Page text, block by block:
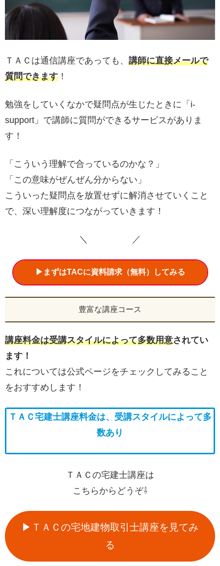
ＴＡＣは通信講座であっても、 講師に直接メールで
質問できます ！
勉強をしていくなかで疑問点が生じたときに「i-
support」で講師に質問ができるサービスがありま
す！
「こういう理解で合っているのかな？」
「この意味がぜんぜん分からない」
こういった疑問点を放置せずに解消させていくこと
で、深い理解度につながっていきます！
＼ ／
▶まずはTACに資料請求（無料）してみる
豊富な講座コース
講座料金は受講スタイルによって多数用意されてい
ます！
これについては公式ページをチェックしてみること
をおすすめします！
ＴＡＣ宅建士講座料金は、 受講スタイルによって多
数あり
ＴＡＣの宅建士講座は
こちらからどうぞ⇩
▶ＴＡＣの宅地建物取引士講座を見てみ
る